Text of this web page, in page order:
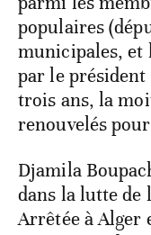
populaires
municipales, et
par le président
trois ans, la
renouvelés
Djamila
dans la lutte de
Arrêtée à Alger